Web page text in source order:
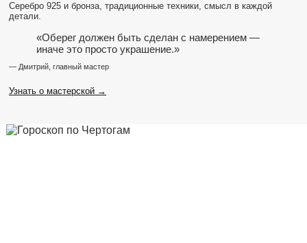
Серебро 925 и бронза, традиционные техники, смысл в каждой
детали.
«Оберег должен быть сделан с намерением —
иначе это просто украшение.»
— Дмитрий, главный мастер
Узнать о мастерской →